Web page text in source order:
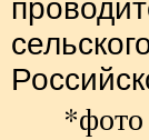
*фото